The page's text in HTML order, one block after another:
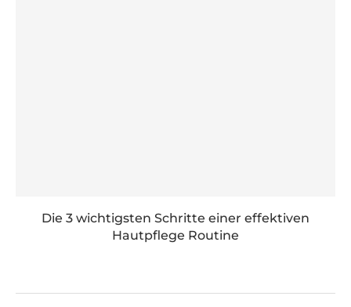
Die 3 wichtigsten Schritte einer effektiven
Hautpflege Routine